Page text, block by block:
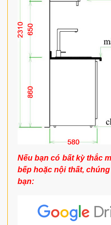
Nếu bạn có bất kỳ thắc
bếp hoặc nội thất,
bạn: